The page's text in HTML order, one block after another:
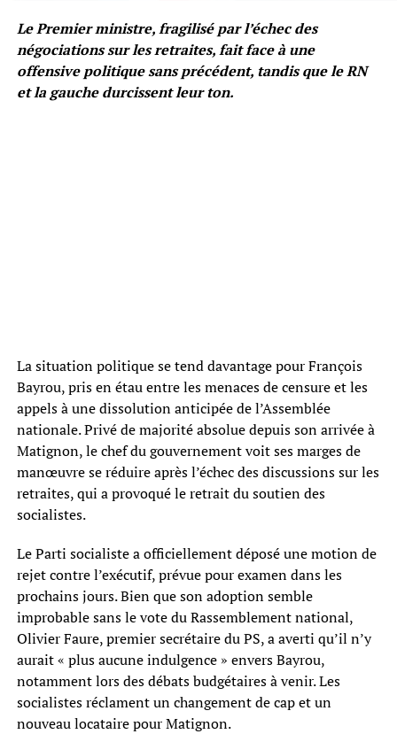
Le Premier ministre, fragilisé par l’échec des
négociations sur les retraites, fait face à une
offensive politique sans précédent, tandis que le RN
et la gauche durcissent leur ton.
La situation politique se tend davantage pour François
Bayrou, pris en étau entre les menaces de censure et les
appels à une dissolution anticipée de l’Assemblée
nationale. Privé de majorité absolue depuis son arrivée à
Matignon, le chef du gouvernement voit ses marges de
manœuvre se réduire après l’échec des discussions sur les
retraites, qui a provoqué le retrait du soutien des
socialistes.
Le Parti socialiste a officiellement déposé une motion de
rejet contre l’exécutif, prévue pour examen dans les
prochains jours. Bien que son adoption semble
improbable sans le vote du Rassemblement national,
Olivier Faure, premier secrétaire du PS, a averti qu’il n’y
aurait « plus aucune indulgence » envers Bayrou,
notamment lors des débats budgétaires à venir. Les
socialistes réclament un changement de cap et un
nouveau locataire pour Matignon.